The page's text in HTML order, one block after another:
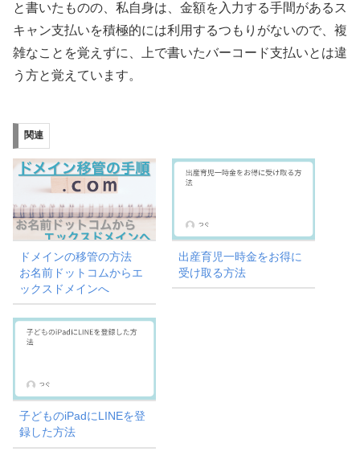
と書いたものの、私自身は、金額を入力する手間があるス
キャン支払いを積極的には利用するつもりがないので、複
雑なことを覚えずに、上で書いたバーコード支払いとは違
う方と覚えています。
関連
ドメインの移管の方法
お名前ドットコムからエ
ックスドメインへ
出産育児一時金をお得に
受け取る方法
子どものiPadにLINEを登
録した方法